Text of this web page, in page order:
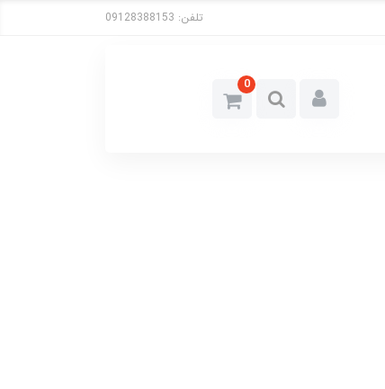
تلفن: 09128388153
0